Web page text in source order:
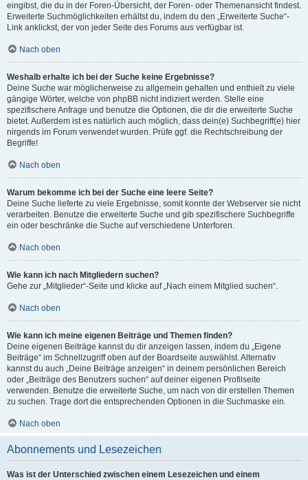
eingibst, die du in der Foren-Übersicht, der Foren- oder Themenansicht findest.
Erweiterte Suchmöglichkeiten erhältst du, indem du den „Erweiterte Suche“-
Link anklickst, der von jeder Seite des Forums aus verfügbar ist.
Nach oben
Weshalb erhalte ich bei der Suche keine Ergebnisse?
Deine Suche war möglicherweise zu allgemein gehalten und enthielt zu viele
gängige Wörter, welche von phpBB nicht indiziert werden. Stelle eine
spezifischere Anfrage und benutze die Optionen, die dir die erweiterte Suche
bietet. Außerdem ist es natürlich auch möglich, dass dein(e) Suchbegriff(e) hier
nirgends im Forum verwendet wurden. Prüfe ggf. die Rechtschreibung der
Begriffe!
Nach oben
Warum bekomme ich bei der Suche eine leere Seite?
Deine Suche lieferte zu viele Ergebnisse, somit konnte der Webserver sie nicht
verarbeiten. Benutze die erweiterte Suche und gib spezifischere Suchbegriffe
ein oder beschränke die Suche auf verschiedene Unterforen.
Nach oben
Wie kann ich nach Mitgliedern suchen?
Gehe zur „Mitglieder“-Seite und klicke auf „Nach einem Mitglied suchen“.
Nach oben
Wie kann ich meine eigenen Beiträge und Themen finden?
Deine eigenen Beiträge kannst du dir anzeigen lassen, indem du „Eigene
Beiträge“ im Schnellzugriff oben auf der Boardseite auswählst. Alternativ
kannst du auch „Deine Beiträge anzeigen“ in deinem persönlichen Bereich
oder „Beiträge des Benutzers suchen“ auf deiner eigenen Profilseite
verwenden. Benutze die erweiterte Suche, um nach von dir erstellen Themen
zu suchen. Trage dort die entsprechenden Optionen in die Suchmaske ein.
Nach oben
Abonnements und Lesezeichen
Was ist der Unterschied zwischen einem Lesezeichen und einem